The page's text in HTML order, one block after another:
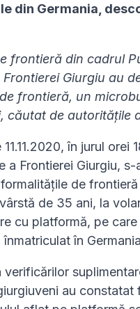
din Germania,
frontieră din cadrul
Frontierei Giurgiu au
frontieră, un
căutat de autoritățile
în jurul orei
a Frontierei Giurgiu,
de
de 35 ani, la
cu platformă, pe
în
verificărilor
au constatat